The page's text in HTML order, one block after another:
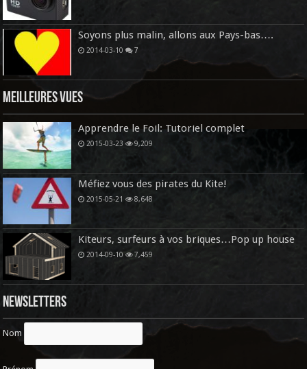
Soyons plus malin, allons aux Pays-bas….
2014-03-10 7
Meilleures vues
Apprendre le Foil: Tutoriel complet
2015-03-23 9,209
Méfiez vous des pirates du Kite!
2015-05-21 8,648
Kiteurs, surfeurs à vos briques…Pop up house
2014-09-10 7,459
Newsletters
Nom